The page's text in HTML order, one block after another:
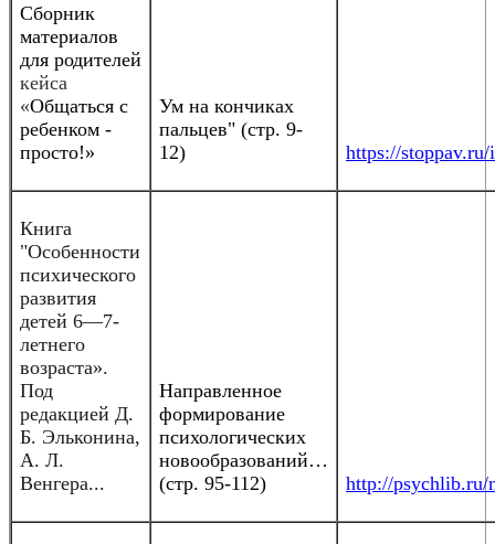
Сборник
материалов
для родителей
кейса
«Общаться с
ребенком -
просто!»
Ум на кончиках
пальцев" (стр. 9-
12)
https://
Книга
"Особенности
психического
развития
детей 6—7-
летнего
возраста».
Под
редакцией Д.
Б. Эльконина,
А. Л.
Венгера...
Направленное
формирование
психологических
новообразований…
(стр. 95-112)
http://psychlib.ru/